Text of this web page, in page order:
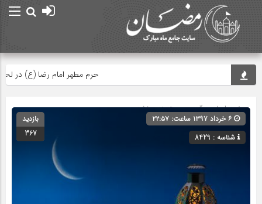
حرم مطهر امام رضا (ع) در لحظه
صفحه اصلی» گروه » دسته‌بندی نشده
شناسه : 8429
بازدید
367